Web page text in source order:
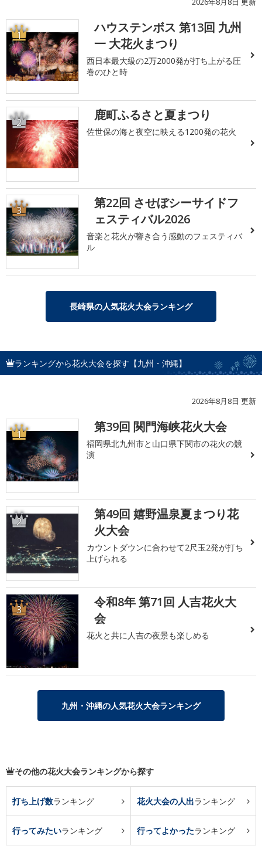
1
ハウステンボス 第13回 九州
一 大花火まつり
西日本最大級の2万2000発が打ち上がる圧
巻のひと時
2 鹿町ふるさと夏まつり
佐世保の海と夜空に映える1200発の花火
3
第22回 させぼシーサイドフ
ェスティバル2026
音楽と花火が響き合う感動のフェスティバ
ル
長崎県の人気花火大会ランキング
ランキングから花火大会を探す【九州・沖縄】
2026年8月8日 更新
1 第39回 関門海峡花火大会
福岡県北九州市と山口県下関市の花火の競
演
2
第49回 嬉野温泉夏まつり花
火大会
カウントダウンに合わせて2尺玉2発が打ち
上げられる
3
令和8年 第71回 人吉花火大
会
花火と共に人吉の夜景も楽しめる
九州・沖縄の人気花火大会ランキング
その他の花火大会ランキングから探す
打ち上げ数ランキング 花火大会の人出ランキング
行ってみたいランキング 行ってよかったランキング